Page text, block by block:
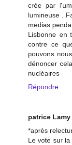
crée par
lumineuse .
medias
Lisbonne en
contre ce
pouvons
dénoncer
nucléaires
Répondre
patrice Lamy
*après
Le vote sur